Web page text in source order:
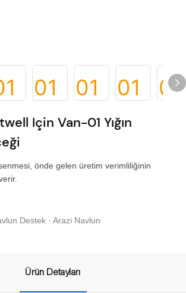
Için Van-01 Yığın
önde gelen üretim verimliliğinin
Destek · Arazi Navlun
Ürün Detayları